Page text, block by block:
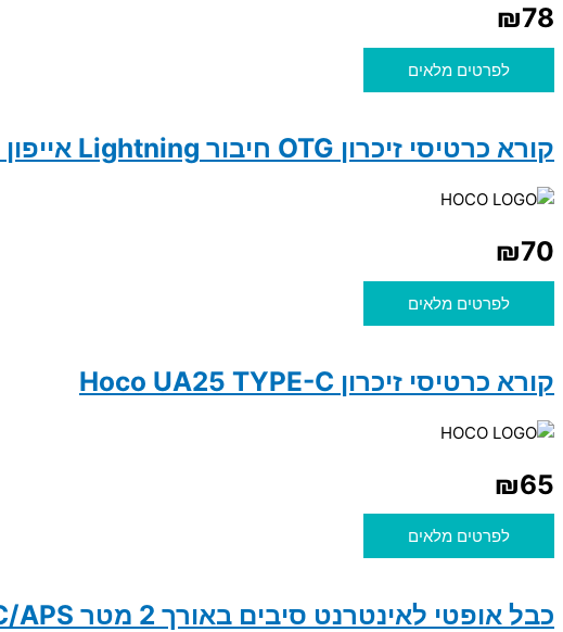
₪78
לפרטים מלאים
קורא כרטיסי זיכרון OTG חיבור Lightning אייפון ל־SD ו־TF תומך עד Hoco UA40 2TB
₪70
לפרטים מלאים
קורא כרטיסי זיכרון Hoco UA25 TYPE-C
₪65
לפרטים מלאים
כבל אופטי לאינטרנט סיבים באורך 2 מטר LC/APC-SC/APS